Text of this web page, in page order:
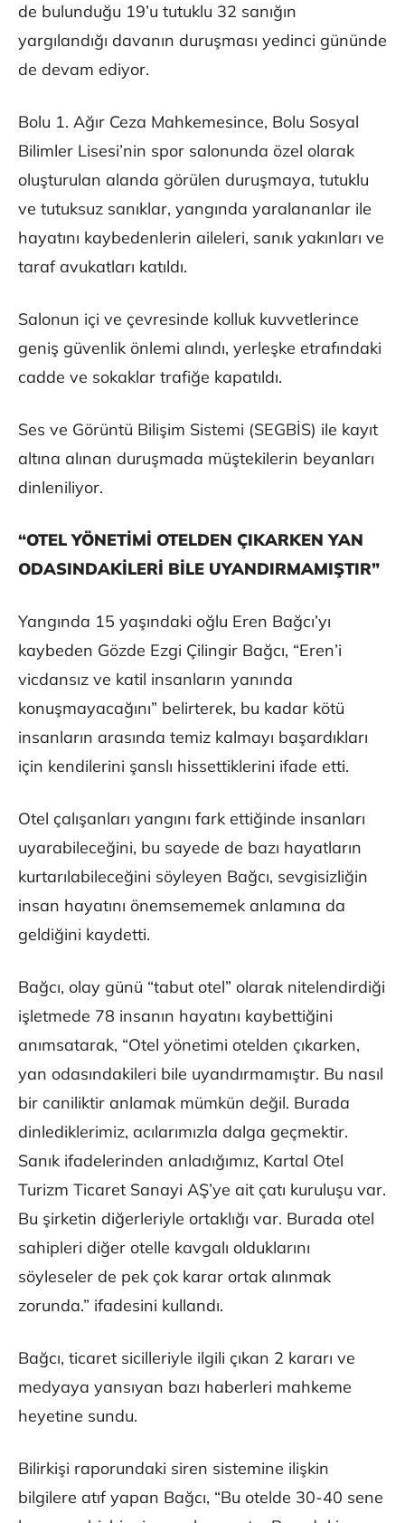
de bulunduğu 19’u tutuklu 32 sanığın
yargılandığı davanın duruşması yedinci gününde
de devam ediyor.
Bolu 1. Ağır Ceza Mahkemesince, Bolu Sosyal
Bilimler Lisesi’nin spor salonunda özel olarak
oluşturulan alanda görülen duruşmaya, tutuklu
ve tutuksuz sanıklar, yangında yaralananlar ile
hayatını kaybedenlerin aileleri, sanık yakınları ve
taraf avukatları katıldı.
Salonun içi ve çevresinde kolluk kuvvetlerince
geniş güvenlik önlemi alındı, yerleşke etrafındaki
cadde ve sokaklar trafiğe kapatıldı.
Ses ve Görüntü Bilişim Sistemi (SEGBİS) ile kayıt
altına alınan duruşmada müştekilerin beyanları
dinleniliyor.
“OTEL YÖNETİMİ OTELDEN ÇIKARKEN YAN
ODASINDAKİLERİ BİLE UYANDIRMAMIŞTIR”
Yangında 15 yaşındaki oğlu Eren Bağcı’yı
kaybeden Gözde Ezgi Çilingir Bağcı, “Eren’i
vicdansız ve katil insanların yanında
konuşmayacağını” belirterek, bu kadar kötü
insanların arasında temiz kalmayı başardıkları
için kendilerini şanslı hissettiklerini ifade etti.
Otel çalışanları yangını fark ettiğinde insanları
uyarabileceğini, bu sayede de bazı hayatların
kurtarılabileceğini söyleyen Bağcı, sevgisizliğin
insan hayatını önemsememek anlamına da
geldiğini kaydetti.
Bağcı, olay günü “tabut otel” olarak nitelendirdiği
işletmede 78 insanın hayatını kaybettiğini
anımsatarak, “Otel yönetimi otelden çıkarken,
yan odasındakileri bile uyandırmamıştır. Bu nasıl
bir caniliktir anlamak mümkün değil. Burada
dinlediklerimiz, acılarımızla dalga geçmektir.
Sanık ifadelerinden anladığımız, Kartal Otel
Turizm Ticaret Sanayi AŞ’ye ait çatı kuruluşu var.
Bu şirketin diğerleriyle ortaklığı var. Burada otel
sahipleri diğer otelle kavgalı olduklarını
söyleseler de pek çok karar ortak alınmak
zorunda.” ifadesini kullandı.
Bağcı, ticaret sicilleriyle ilgili çıkan 2 kararı ve
medyaya yansıyan bazı haberleri mahkeme
heyetine sundu.
Bilirkişi raporundaki siren sistemine ilişkin
bilgilere atıf yapan Bağcı, “Bu otelde 30-40 sene